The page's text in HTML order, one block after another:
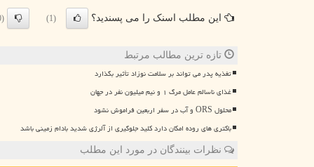
این مطلب اسنک را می پسندید؟ (1)
(0)
تازه ترین مطالب مرتبط
تغذیه پدر می تواند بر سلامت نوزاد تأثیر بگذارد
غذای ناسالم عامل مرگ ۱ و نیم میلیون نفر در جهان
محلول ORS و آب در سفر اربعین فراموش نشود
باکتری های روده امکان دارد کلید جلوگیری از آلرژی شدید بادام زمینی باشد
نظرات بینندگان در مورد این مطلب